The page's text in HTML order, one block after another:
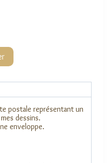
postale représentant un
dessins.
enveloppe.